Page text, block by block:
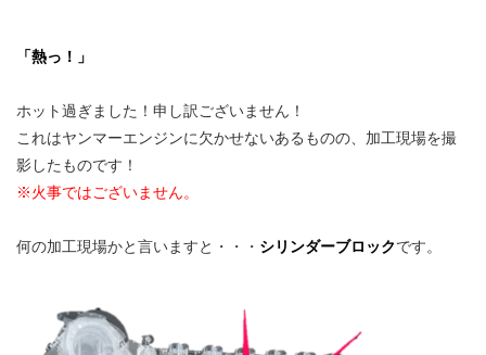
「熱っ！」
ホット過ぎました！申し訳ございません！
これはヤンマーエンジンに欠かせないあるものの、加工現場を撮
影したものです！
※火事ではございません。
何の加工現場かと言いますと・・・ シリンダーブロックです。